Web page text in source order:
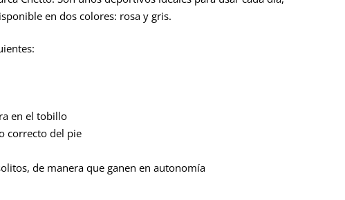
en dos colores: rosa y gris.
en el tobillo
correcto del pie
de manera que ganen en autonomía